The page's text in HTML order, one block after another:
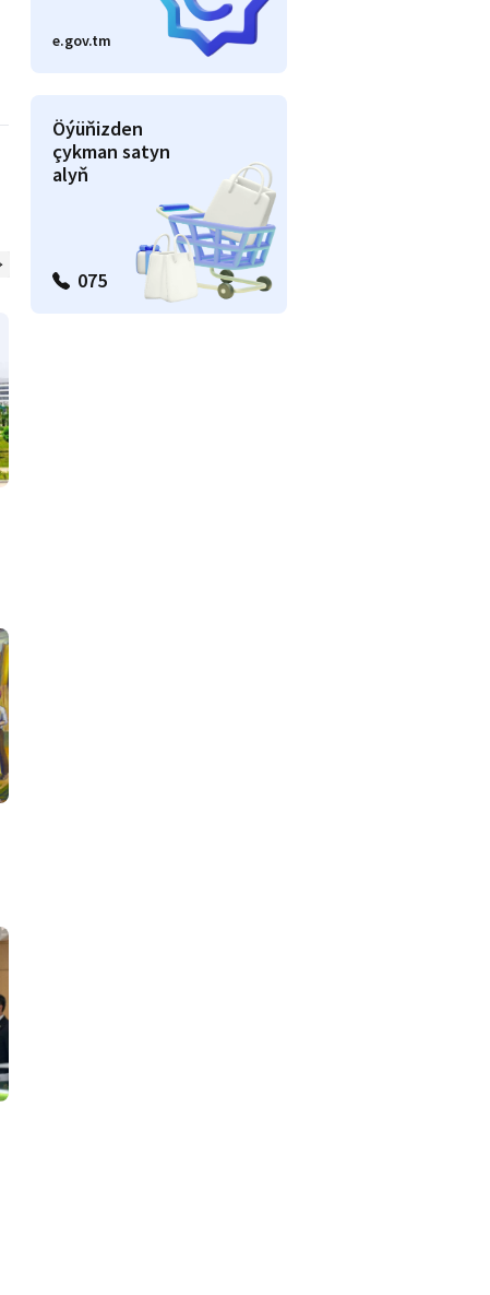
Beýlekiler
e.gov.tm
Öýüňizden
çykman satyn
alyň
075